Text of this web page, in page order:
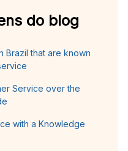
do blog
Brazil that are known
Service over the
with a Knowledge